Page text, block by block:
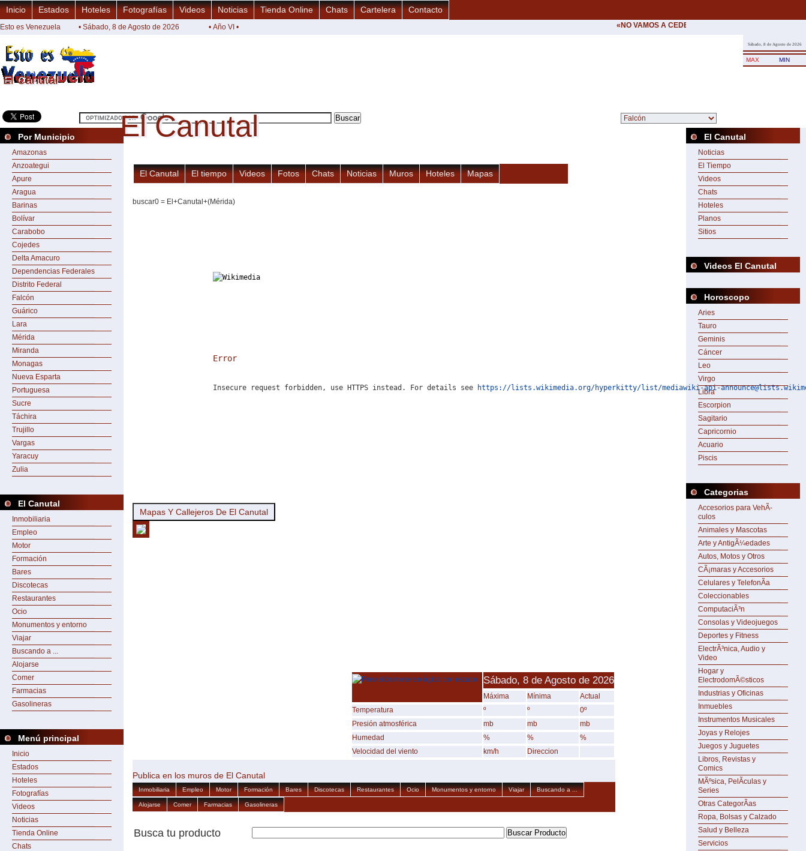
El Canutal
El Canutal
Inicio Estados Hoteles Fotografías Videos Noticias Tienda Online Chats Cartelera Contacto
Esto es Venezuela • Sábado, 8 de Agosto de 2026 • Año VI • «NO VAMOS A CEDER NUNCA AL CHANTAJE DEL
Sábado, 8 de Agosto de 2026
MAX MIN
Por Municipio
Amazonas
Anzoategui
Apure
Aragua
Barinas
Bolívar
Carabobo
Cojedes
Delta Amacuro
Dependencias Federales
Distrito Federal
Falcón
Guárico
Lara
Mérida
Miranda
Monagas
Nueva Esparta
Portuguesa
Sucre
Táchira
Trujillo
Vargas
Yaracuy
Zulia
El Canutal
Inmobiliaria
Empleo
Motor
Formación
Bares
Discotecas
Restaurantes
Ocio
Monumentos y entorno
Viajar
Buscando a ...
Alojarse
Comer
Farmacias
Gasolineras
Menú principal
Inicio
Estados
Hoteles
Fotografías
Videos
Noticias
Tienda Online
Chats
El Canutal
El Canutal
El Canutal El tiempo Videos Fotos Chats Noticias Muros Hoteles Mapas
buscar0 = El+Canutal+(Mérida)
Error
Insecure request forbidden, use HTTPS instead. For details see https://lists.wikimedia.org/hyperkitty/list/mediawiki-api-announce@lists.wikimedia.org/
Mapas Y Callejeros De El Canutal
Sábado, 8 de Agosto de 2026
Máxima Mínima
Actual
Temperatura
º º
0º
Presión atmosférica
mb mb
mb
Humedad
% %
%
Velocidad del viento
km/h Direccion
Publica en los muros de El Canutal
Inmobiliaria Empleo Motor Formación Bares Discotecas Restaurantes Ocio Monumentos y entorno Viajar Buscando a ...
Alojarse Comer Farmacias Gasolineras
Busca tu producto
El Canutal
Noticias
El Tiempo
Videos
Chats
Hoteles
Planos
Sitios
Videos El Canutal
Horoscopo
Aries
Tauro
Geminis
Cáncer
Leo
Virgo
Libra
Escorpion
Sagitario
Capricornio
Acuario
Piscis
Categorias
Accesorios para VehÃ­
culos
Animales y Mascotas
Arte y AntigÃ¼edades
Autos, Motos y Otros
CÃ¡maras y Accesorios
Celulares y TelefonÃ­a
Coleccionables
ComputaciÃ³n
Consolas y Videojuegos
Deportes y Fitness
ElectrÃ³nica, Audio y
Video
Hogar y
ElectrodomÃ©sticos
Industrias y Oficinas
Inmuebles
Instrumentos Musicales
Joyas y Relojes
Juegos y Juguetes
Libros, Revistas y
Comics
MÃºsica, PelÃ­culas y
Series
Otras CategorÃ­as
Ropa, Bolsas y Calzado
Salud y Belleza
Servicios